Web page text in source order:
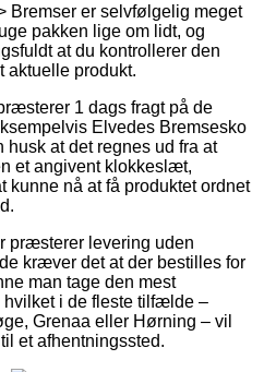
Bremser er selvfølgelig meget
pakken lige om lidt, og
at du kontrollerer den
aktuelle produkt.
1 dags fragt på de
Elvedes Bremsesko
husk at det regnes ud fra at
et angivent klokkeslæt,
kunne nå at få produktet ordnet
præsterer levering uden
kræver det at der bestilles for
man tage den mest
i de fleste tilfælde –
Grenaa eller Hørning – vil
et afhentningssted.